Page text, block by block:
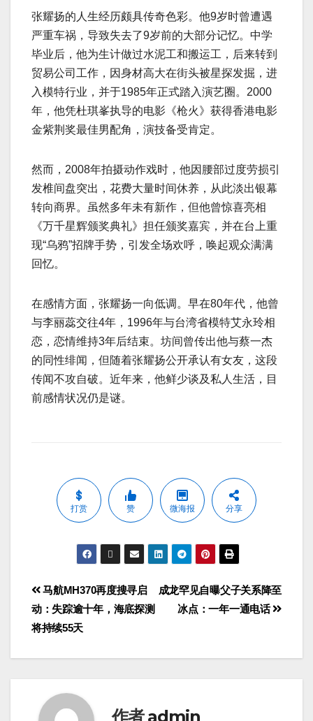
张耀扬的人生经历颇具传奇色彩。他9岁时曾遭遇
严重车祸，导致失去了9岁前的大部分记忆。中学
毕业后，他为生计做过水泥工和搬运工，后来转到
贸易公司工作，因身材高大在街头被星探发掘，进
入模特行业，并于1985年正式踏入演艺圈。2000
年，他凭杜琪峯执导的电影《枪火》获得香港电影
金紫荆奖最佳男配角，演技备受肯定。
然而，2008年拍摄动作戏时，他因腰部过度劳损引
发椎间盘突出，花费大量时间休养，从此淡出银幕
转向商界。虽然多年未有新作，但他曾惊喜亮相
《万千星辉颁奖典礼》担任颁奖嘉宾，并在台上重
现“乌鸦”招牌手势，引发全场欢呼，唤起观众满满
回忆。
在感情方面，张耀扬一向低调。早在80年代，他曾
与李丽蕊交往4年，1996年与台湾省模特艾永玲相
恋，恋情维持3年后结束。坊间曾传出他与蔡一杰
的同性绯闻，但随着张耀扬公开承认有女友，这段
传闻不攻自破。近年来，他鲜少谈及私人生活，目
前感情状况仍是谜。
打赏 赞 微海报 分享
成龙罕见自曝父子关系降至
冰点：一年一通电话
马航MH370再度搜寻启
动：失踪逾十年，海底探测
将持续55天
作者admin